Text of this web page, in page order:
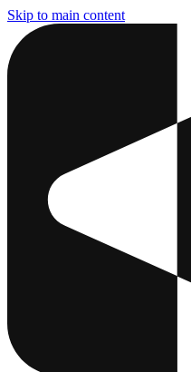
Skip to main content